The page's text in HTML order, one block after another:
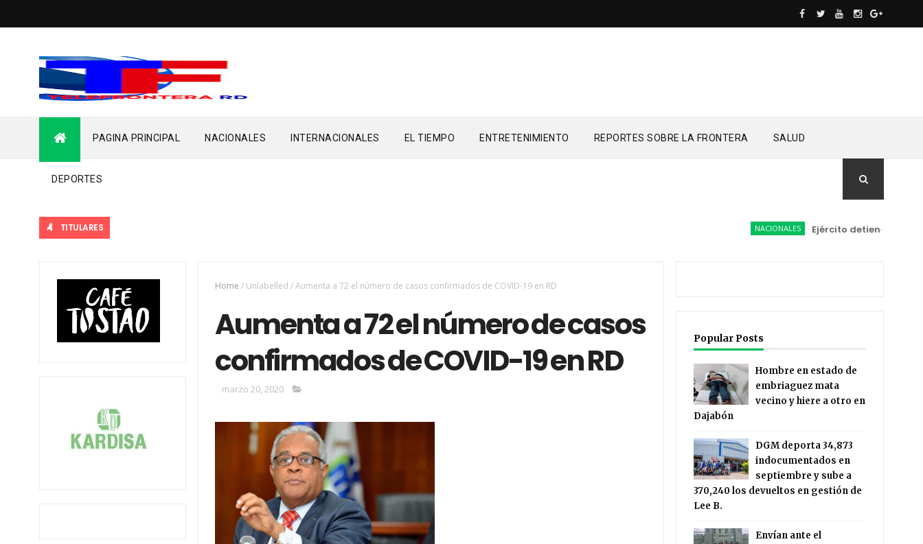
PAGINA PRINCIPAL NACIONALES INTERNACIONALES EL TIEMPO ENTRETENIMIENTO REPORTES SOBRE LA FRONTERA SALUD
DEPORTES
TITULARES NACIONALES Ejército detiene a
Home / Unlabelled/Aumenta a 72 el número de casos confirmados de COVID-19 en RD
Aumenta a 72 el número de casos
confirmados de COVID-19 en RD
marzo 20, 2020
Popular Posts
Hombre en estado de
embriaguez mata
vecino y hiere a otro en
Dajabón
DGM deporta 34,873
indocumentados en
septiembre y sube a
370,240 los devueltos en gestión de
Lee B.
Envían ante el